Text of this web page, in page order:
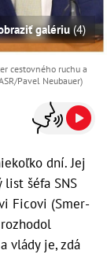
galériu(4)
cestovného ruchu a
Pavel Neubauer)
dní. Jej
šéfa SNS
Ficovi (Smer-
vlády je, zdá